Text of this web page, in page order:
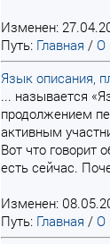
Изменен:
Путь: Главная / О
Язык описания,
... называется
продолжением
активным
Вот что говорит
есть сейчас.
Изменен:
Путь: Главная / О